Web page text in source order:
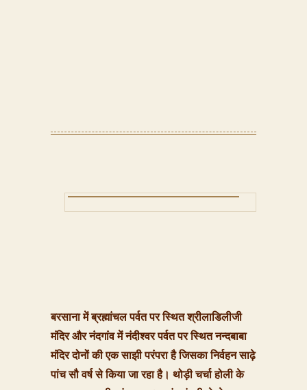
बरसाना में ब्रह्मांचल पर्वत पर स्थित श्रीलाडिलीजी
मंदिर और नंदगांव में नंदीश्वर पर्वत पर स्थित नन्दबाबा
मंदिर दोनों की एक साझी परंपरा है जिसका निर्वहन साढ़े
पांच सौ वर्ष से किया जा रहा है। थोड़ी चर्चा होली के